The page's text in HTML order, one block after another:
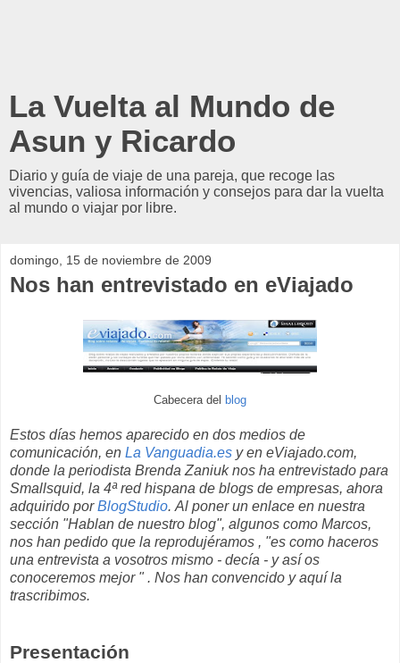
La Vuelta al Mundo de
Asun y Ricardo
Diario y guía de viaje de una pareja, que recoge las
vivencias, valiosa información y consejos para dar la vuelta
al mundo o viajar por libre.
domingo, 15 de noviembre de 2009
Nos han entrevistado en eViajado
Cabecera del blog
Estos días hemos aparecido en dos medios de
comunicación, en La Vanguadia.es y en eViajado.com,
donde la periodista Brenda Zaniuk nos ha entrevistado para
Smallsquid, la 4ª red hispana de blogs de empresas, ahora
adquirido porBlogStudio. Al poner un enlace en nuestra
sección "Hablan de nuestro blog", algunos como Marcos,
nos han pedido que la reprodujéramos , "es como haceros
una entrevista a vosotros mismo - decía - y así os
conoceremos mejor " . Nos han convencido y aquí la
trascribimos.
Presentación